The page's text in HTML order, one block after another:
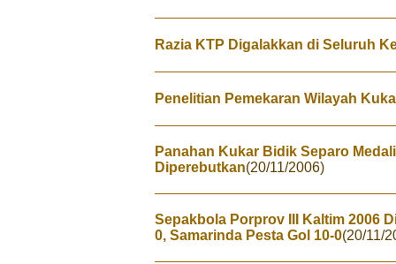
Razia KTP Digalakkan di Seluruh
Penelitian Pemekaran Wilayah
Panahan Kukar Bidik Separo
Diperebutkan(20/11/2006)
Sepakbola Porprov III Kaltim 2006
0, Samarinda Pesta Gol 10-0(20/11/